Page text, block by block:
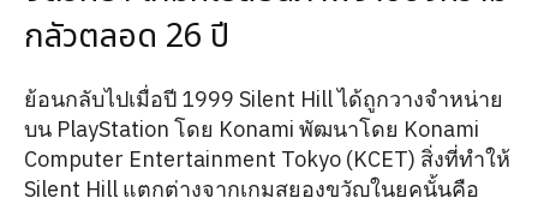
กลัวตลอด 26 ปี
ย้อนกลับไปเมื่อปี 1999 Silent Hill ได้ถูกวางจำหน่าย
บน PlayStation โดย Konami พัฒนาโดย Konami
Computer Entertainment Tokyo (KCET) สิ่งที่ทำให้
Silent Hill แตกต่างจากเกมสยองขวัญในยุคนั้นคือ